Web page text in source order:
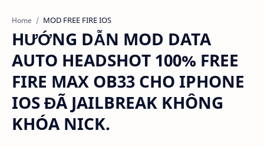
Home MOD FREE FIRE IOS
HƯỚNG DẪN MOD DATA
AUTO HEADSHOT 100% FREE
FIRE MAX OB33 CHO IPHONE
IOS ĐÃ JAILBREAK KHÔNG
KHÓA NICK.